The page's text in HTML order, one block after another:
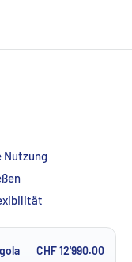
Nutzung
CHF 12'990.00